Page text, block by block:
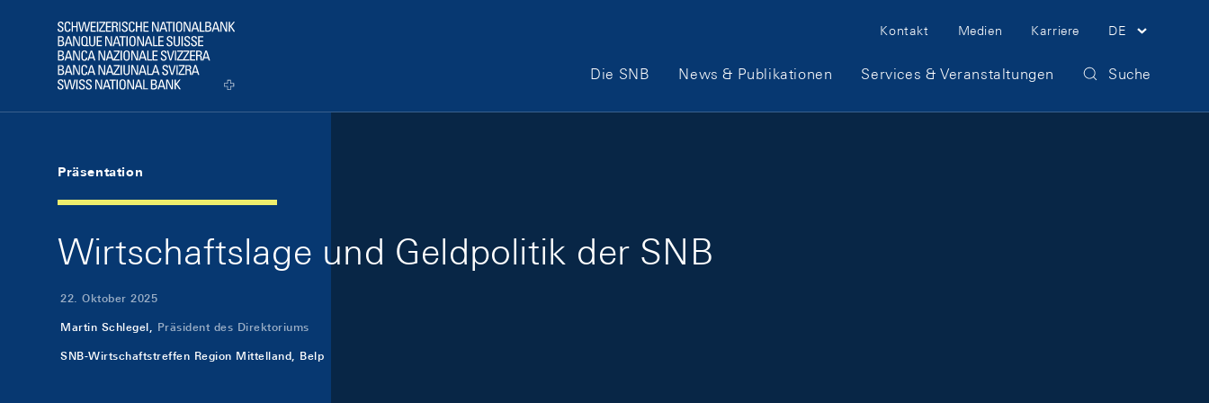
Logo
Meta Navigation
Kontakt Medien Karriere DE
Hauptnavigation
Die SNB News & Publikationen Services & Veranstaltungen Suche
Präsentation
Wirtschaftslage und Geldpolitik der SNB
22. Oktober 2025
Martin Schlegel, Präsident des Direktoriums
SNB-Wirtschaftstreffen Region Mittelland, Belp